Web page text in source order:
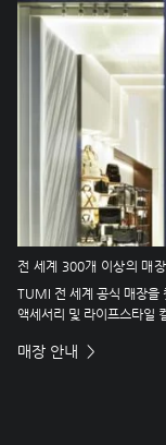
전 세계 300개 이상의 매장
TUMI 전 세계 공식 매장을
액세서리 및 라이프스타일
매장 안내